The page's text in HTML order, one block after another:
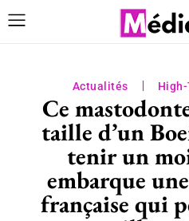
Actualités
Ce
taille d’un
tenir un
embarque
française qui